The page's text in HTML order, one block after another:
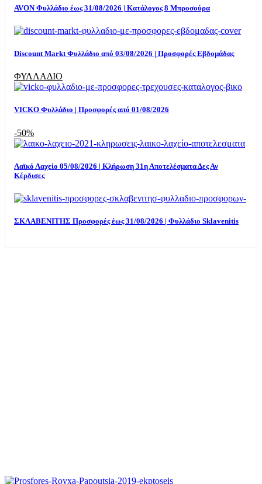
AVON Φυλλάδιο έως 31/08/2026 | Κατάλογος 8 Μπροσούρα
Discount Markt Φυλλάδιο από 03/08/2026 | Προσφορές Εβδομάδας
ΦΥΛΛΑΔΙΟ
VICKO Φυλλάδιο | Προσφορές από 01/08/2026
-50%
Λαϊκό Λαχείο 05/08/2026 | Κλήρωση 31η Αποτελέσματα Δες Αν
Κέρδισες
ΣΚΛΑΒΕΝΙΤΗΣ Προσφορές έως 31/08/2026 | Φυλλάδιο Sklavenitis